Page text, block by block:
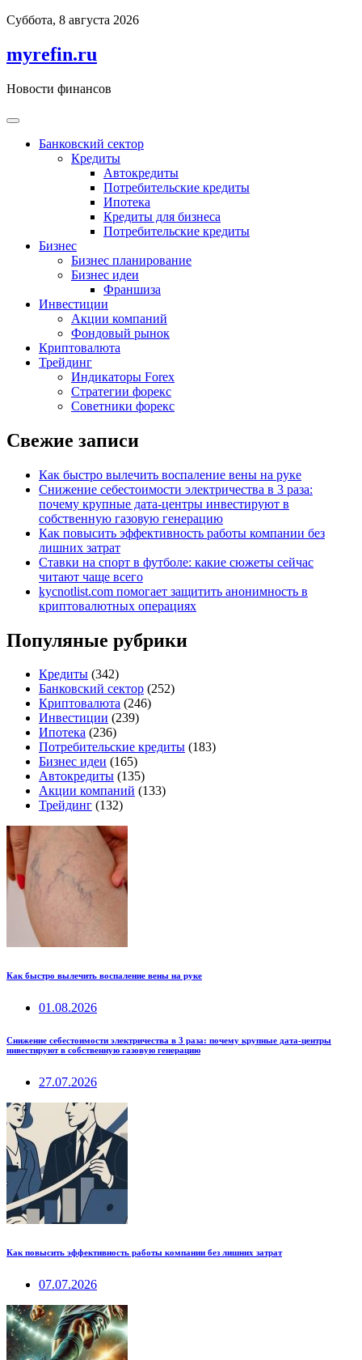
Перейти
содержимому
Суббота, 8 августа 2026
myrefin.ru
Новости финансов
Банковский сектор
Кредиты
Автокредиты
Потребительские кредиты
Ипотека
Кредиты для бизнеса
Потребительские кредиты
Бизнес
Бизнес планирование
Бизнес идеи
Франшиза
Инвестиции
Акции компаний
Фондовый рынок
Криптовалюта
Трейдинг
Индикаторы Forex
Стратегии форекс
Советники форекс
Свежие записи
Как быстро вылечить воспаление вены на руке
Снижение себестоимости электричества в 3 раза:
почему крупные дата-центры инвестируют в
собственную газовую генерацию
Как повысить эффективность работы компании без
лишних затрат
Ставки на спорт в футболе: какие сюжеты сейчас
читают чаще всего
kycnotlist.com помогает защитить анонимность в
криптовалютных операциях
Популяные рубрики
Кредиты (342)
Банковский сектор (252)
Криптовалюта (246)
Инвестиции (239)
Ипотека (236)
Потребительские кредиты (183)
Бизнес идеи (165)
Автокредиты (135)
Акции компаний (133)
Трейдинг (132)
Как быстро вылечить воспаление вены на руке
01.08.2026
Снижение себестоимости электричества в 3 раза: почему крупные дата-центры
инвестируют в собственную газовую генерацию
27.07.2026
Как повысить эффективность работы компании без лишних затрат
07.07.2026